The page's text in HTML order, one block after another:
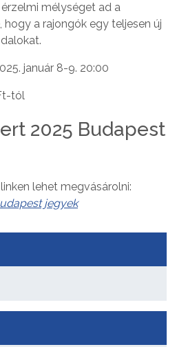
mélységet ad a
a rajongók egy teljesen új
január 8-9. 20:00
tól
2025 Budapest
lehet megvásárolni:
jegyek